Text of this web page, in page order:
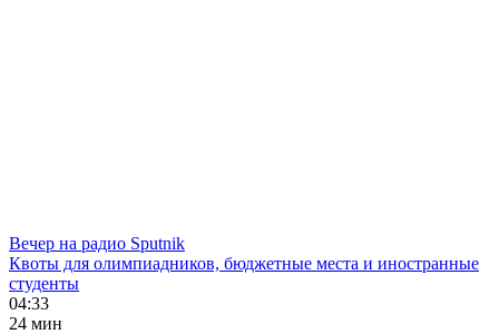
Вечер на радио Sputnik
Квоты для олимпиадников, бюджетные места и иностранные
студенты
04:33
24 мин